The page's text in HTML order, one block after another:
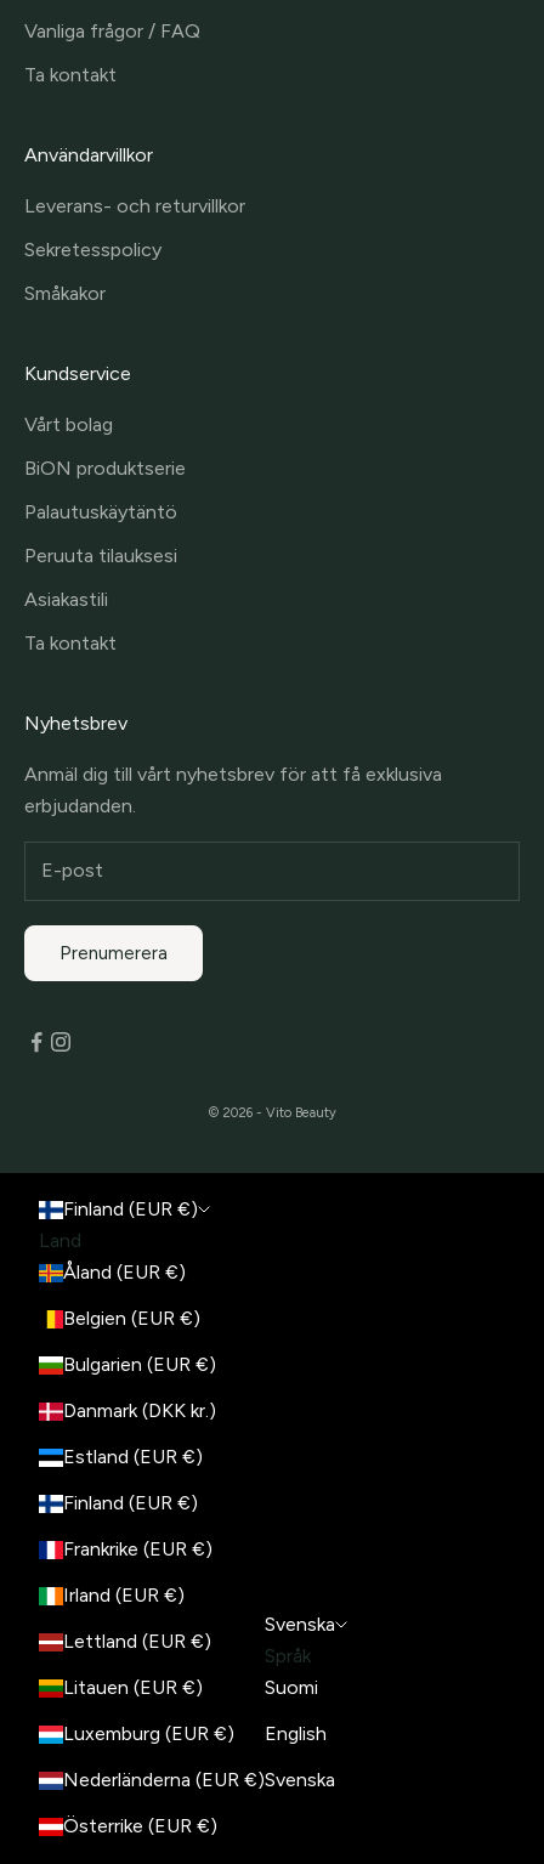
Vanliga frågor / FAQ
Ta kontakt
Användarvillkor
Leverans- och returvillkor
Sekretesspolicy
Småkakor
Kundservice
Vårt bolag
BiON produktserie
Palautuskäytäntö
Peruuta tilauksesi
Asiakastili
Ta kontakt
Nyhetsbrev
Anmäl dig till vårt nyhetsbrev för att få exklusiva
erbjudanden.
Prenumerera
© 2026 - Vito Beauty
Finland (EUR €)
Land
Åland (EUR €)
Belgien (EUR €)
Bulgarien (EUR €)
Danmark (DKK kr.)
Estland (EUR €)
Finland (EUR €)
Frankrike (EUR €)
Irland (EUR €)
Lettland (EUR €)
Litauen (EUR €)
Luxemburg (EUR €)
Nederländerna (EUR €)
Österrike (EUR €)
Svenska
Språk
Suomi
English
Svenska